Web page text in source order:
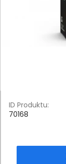
ID Produktu:
70168